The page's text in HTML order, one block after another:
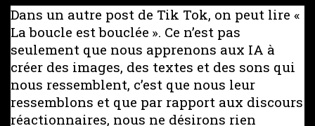
Dans un autre post de Tik Tok, on peut lire «
La boucle est bouclée ». Ce n’est pas
seulement que nous apprenons aux IA à
créer des images, des textes et des sons qui
nous ressemblent, c’est que nous leur
ressemblons et que par rapport aux discours
réactionnaires, nous ne désirons rien